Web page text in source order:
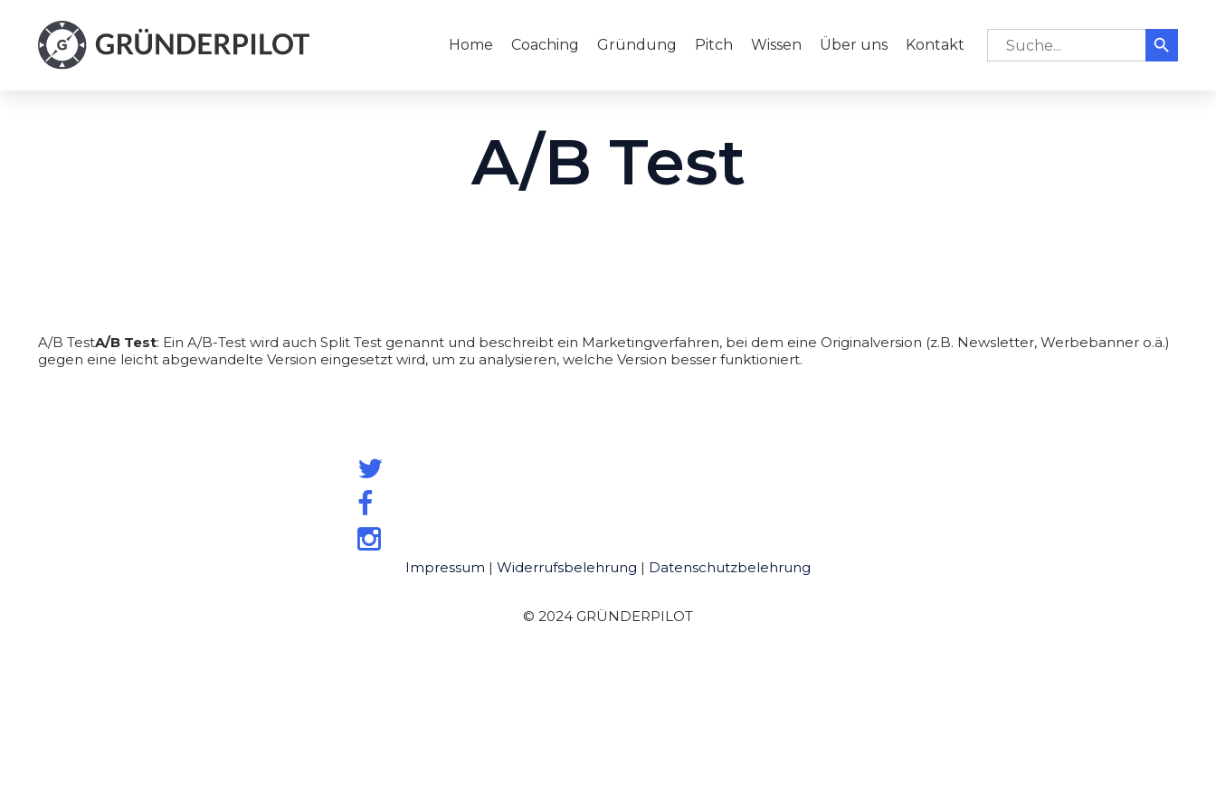
Skip
content
Home Coaching Gründung Pitch Wissen Über uns Kontakt
Search for: Search
A/B Test
A/B TestA/B Test: Ein A/B-Test wird auch Split Test genannt und beschreibt ein Marketingverfahren, bei dem eine Originalversion (z.B. Newsletter, Werbebanner o.ä.)
gegen eine leicht abgewandelte Version eingesetzt wird, um zu analysieren, welche Version besser funktioniert.
Impressum | Widerrufsbelehrung | Datenschutzbelehrung
© 2024 GRÜNDERPILOT